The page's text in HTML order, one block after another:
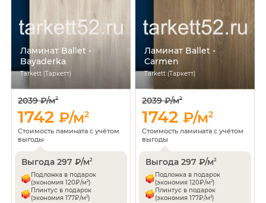
Ламинат Ballet -
Bayaderka
Tarkett (Таркетт)
2039 ₽/м2
1742₽/м2
Стоимость ламината с учётом
выгоды
Выгода 297 ₽/м2
Подложка в подарок
(экономия 120₽/м2)
Плинтус в подарок
(экономия 177₽/м2)
Ламинат Ballet -
Carmen
Tarkett (Таркетт)
2039 ₽/м2
1742₽/м2
Стоимость ламината с учётом
выгоды
Выгода 297 ₽/м2
Подложка в подарок
(экономия 120₽/м2)
Плинтус в подарок
(экономия 177₽/м2)